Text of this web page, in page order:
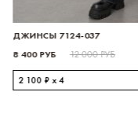
ДЖИНСЫ 7124-037
8 400 РУБ
12 000 РУБ
2 100 ₽ x 4